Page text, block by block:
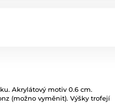
Akrylátový motiv 0.6 cm.
(možno vyměnit). Výšky trofejí